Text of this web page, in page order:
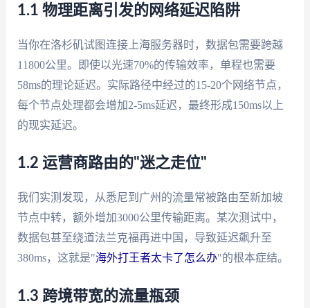
1.1 物理距离引发的网络延迟陷阱
当你在洛杉矶试图连接上海服务器时，数据包需要跨越
11800公里。即使以光速70%的传输效率，单程也需要
58ms的理论延迟。实际路径中经过的15-20个网络节点，
每个节点处理都会增加2-5ms延迟，最终形成150ms以上
的现实延迟。
1.2 运营商路由的"迷之走位"
我们实测发现，从悉尼到广州的流量常被路由至新加坡
节点中转，额外增加3000公里传输距离。某次测试中，
数据包甚至绕道法兰克福再进中国，导致延迟飙升至
380ms，这就是"海外打王者太卡了怎么办"的根本症结。
1.3 跨境带宽的流量瓶颈